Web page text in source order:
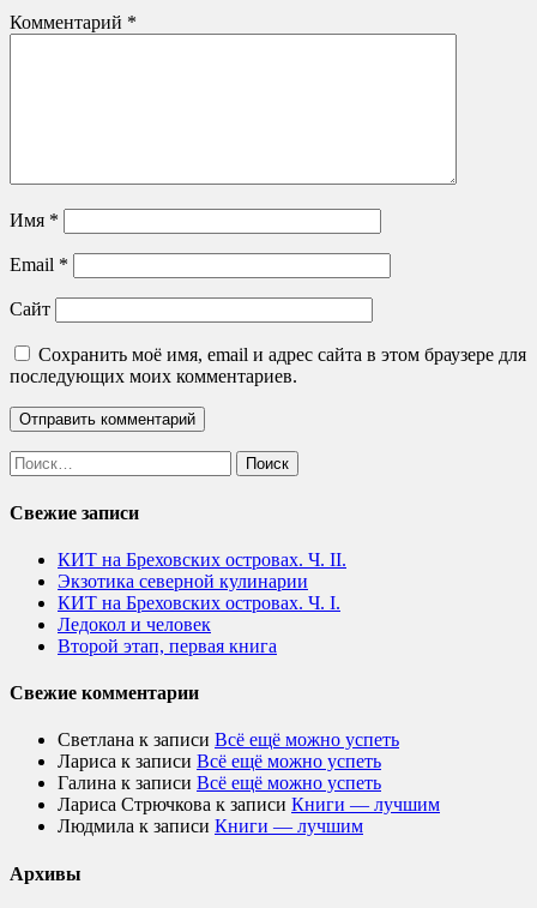
Комментарий *
Имя *
Email *
Сайт
Сохранить моё имя, email и адрес сайта в этом браузере для
последующих моих комментариев.
Найти:
Свежие записи
КИТ на Бреховских островах. Ч. II.
Экзотика северной кулинарии
КИТ на Бреховских островах. Ч. I.
Ледокол и человек
Второй этап, первая книга
Свежие комментарии
Светлана к записи Всё ещё можно успеть
Лариса к записи Всё ещё можно успеть
Галина к записи Всё ещё можно успеть
Лариса Стрючкова к записи Книги — лучшим
Людмила к записи Книги — лучшим
Архивы